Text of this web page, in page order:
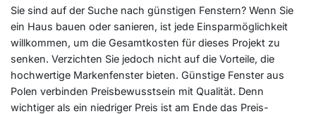
Sie sind auf der Suche nach günstigen Fenstern? Wenn Sie
ein Haus bauen oder sanieren, ist jede Einsparmöglichkeit
willkommen, um die Gesamtkosten für dieses Projekt zu
senken. Verzichten Sie jedoch nicht auf die Vorteile, die
hochwertige Markenfenster bieten. Günstige Fenster aus
Polen verbinden Preisbewusstsein mit Qualität. Denn
wichtiger als ein niedriger Preis ist am Ende das Preis-